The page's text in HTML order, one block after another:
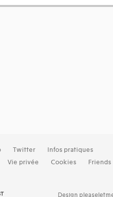
Twitter
Infos pratiques
Vie privée Cookies Friends
Design